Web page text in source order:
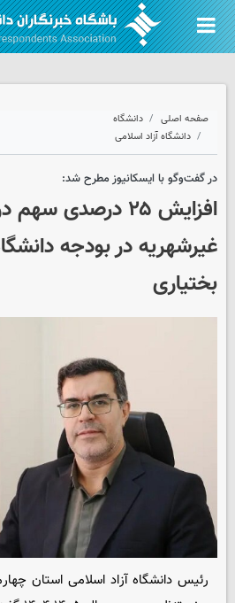
صفحه اصلی
دانشگاه
دانشگاه آزاد اسلامی
در گفت‌وگو با ایسکانیوز مطرح شد:
افزایش ۲۵ درصدی
غیرشهریه در بودجه
بختیاری
رئیس دانشگاه آزاد اسلامی استان